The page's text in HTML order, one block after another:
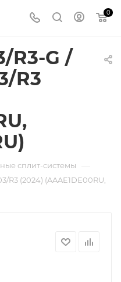
0
R3-G /
R3
сплит-системы —
R3 (2024) (AAAE1DE00RU,